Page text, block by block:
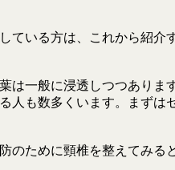
ている方は、これから紹介
は一般に浸透しつつありま
人も数多くいます。まずは
のために頸椎を整えてみる